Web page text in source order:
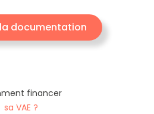
documentation
financer
sa VAE ?